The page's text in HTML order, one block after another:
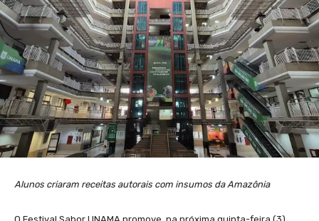
Alunos criaram receitas autorais com insumos da Amazônia